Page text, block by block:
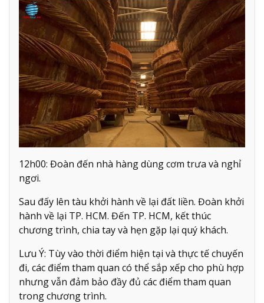
12h00: Đoàn đến nhà hàng dùng cơm trưa và nghỉ
ngơi.
Sau đấy lên tàu khởi hành về lại đất liền. Đoàn khởi
hành về lại TP. HCM. Đến TP. HCM, kết thúc
chương trình, chia tay và hẹn gặp lại quý khách.
Lưu Ý: Tùy vào thời điểm hiện tại và thực tế chuyến
đi, các điểm tham quan có thể sắp xếp cho phù hợp
nhưng vẫn đảm bảo đầy đủ các điểm tham quan
trong chương trình.